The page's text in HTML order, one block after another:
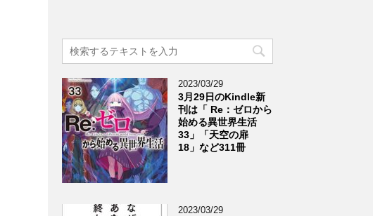
2023/03/29
3月29日のKindle新
刊は「 Re：ゼロから
始める異世界生活
33」「天空の扉
18」など311冊
2023/03/29